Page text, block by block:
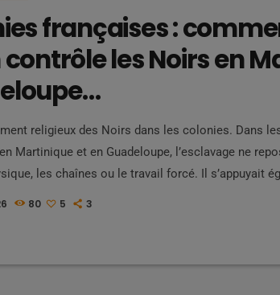
françaises :
les Noirs en
religieux des Noirs dans les colonies. Dans
Martinique et en Guadeloupe, l’esclavage ne
les chaînes ou le travail forcé. Il s’appuyait
soigneusement organisée par le pouvoir
80 5 3